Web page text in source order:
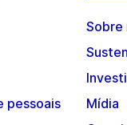
pessoais
Sobre
Mídia